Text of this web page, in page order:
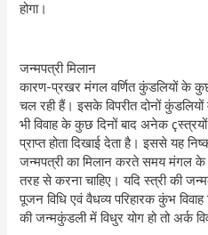
होगा।
जन्मपत्री मिलान
कारण-प्रखर मंगल वर्णित कुंडलियों के
चल रही हैं। इसके विपरीत दोनों
भी विवाह के कुछ दिनों बाद अनेक
प्राप्त होता दिखाई देता है। इससे यह
जन्मपत्री का मिलान करते समय मंगल के
तरह से करना चाहिए। यदि स्त्री की
पूजन विधि एवं वैधव्य परिहारक कुंभ
की जन्मकुंडली में विधुर योग हो तो अर्क